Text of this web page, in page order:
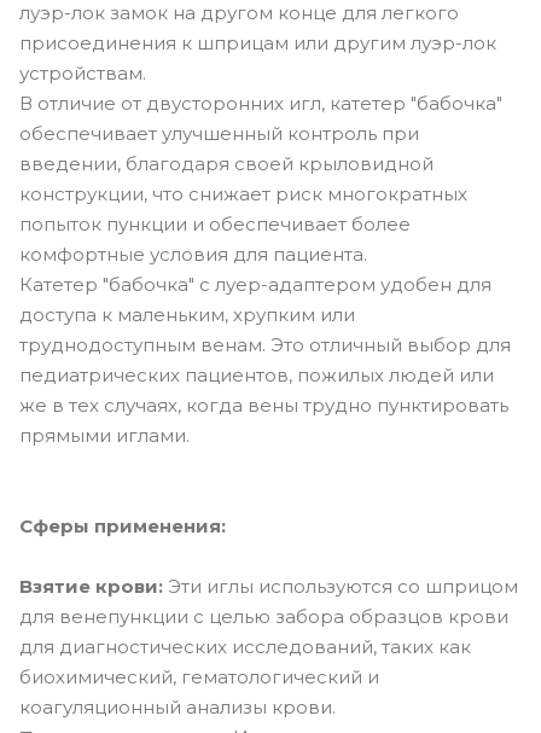
луэр-лок замок на другом конце для легкого
присоединения к шприцам или другим луэр-лок
устройствам.
В отличие от двусторонних игл, катетер "бабочка"
обеспечивает улучшенный контроль при
введении, благодаря своей крыловидной
конструкции, что снижает риск многократных
попыток пункции и обеспечивает более
комфортные условия для пациента.
Катетер "бабочка" с луер-адаптером удобен для
доступа к маленьким, хрупким или
труднодоступным венам. Это отличный выбор для
педиатрических пациентов, пожилых людей или
же в тех случаях, когда вены трудно пунктировать
прямыми иглами.
Сферы применения:
Взятие крови: Эти иглы используются со шприцом
для венепункции с целью забора образцов крови
для диагностических исследований, таких как
биохимический, гематологический и
коагуляционный анализы крови.